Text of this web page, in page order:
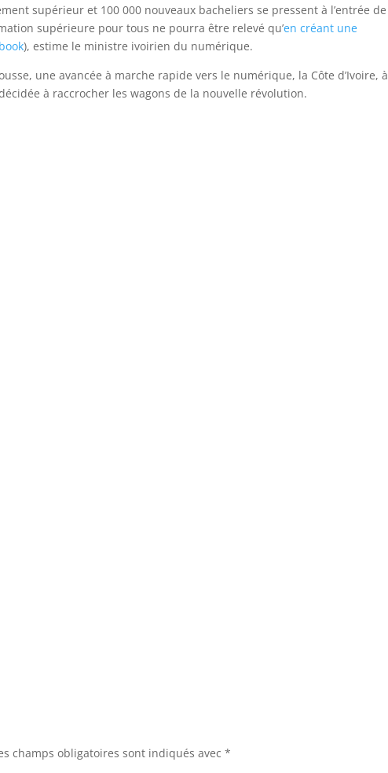
supérieur et 100 000 nouveaux bacheliers se pressent à l’entrée de
supérieure pour tous ne pourra être relevé qu’en créant une
), estime le ministre ivoirien du numérique.
une avancée à marche rapide vers le numérique, la Côte d’Ivoire, à
à raccrocher les wagons de la nouvelle révolution.
champs obligatoires sont indiqués avec*